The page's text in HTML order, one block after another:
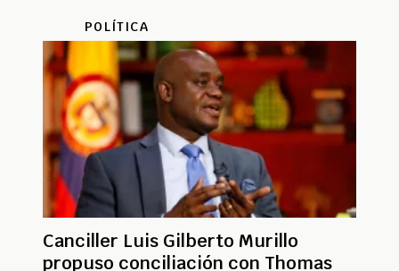
POLÍTICA
Canciller Luis Gilberto Murillo
propuso conciliación con Thomas